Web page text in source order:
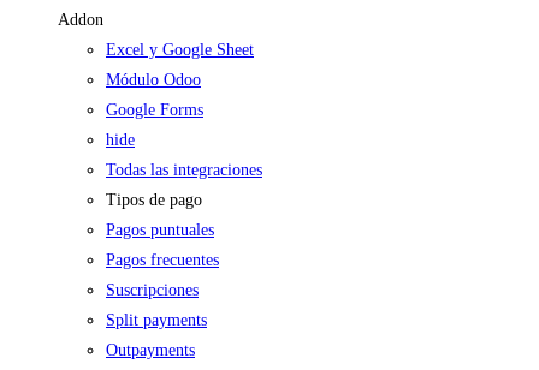
Addon
Excel y Google Sheet
Módulo Odoo
Google Forms
hide
Todas las integraciones
Tipos de pago
Pagos puntuales
Pagos frecuentes
Suscripciones
Split payments
Outpayments